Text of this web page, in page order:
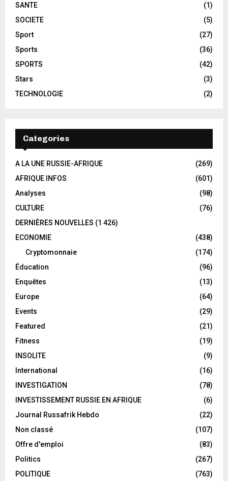
SANTE
(1)
SOCIETE
(5)
Sport
(27)
Sports
(36)
SPORTS
(42)
Stars
(3)
TECHNOLOGIE
(2)
Categories
A LA UNE RUSSIE-AFRIQUE
(269)
AFRIQUE INFOS
(601)
Analyses
(98)
CULTURE
(76)
DERNIÈRES NOUVELLES (1 426)
ECONOMIE
(438)
Cryptomonnaie
(174)
Éducation
(96)
Enquêtes
(13)
Europe
(64)
Events
(29)
Featured
(21)
Fitness
(19)
INSOLITE
(9)
International
(16)
INVESTIGATION
(78)
INVESTISSEMENT RUSSIE EN AFRIQUE
(6)
Journal Russafrik Hebdo
(22)
Non classé
(107)
Offre d'emploi
(83)
Politics
(267)
POLITIQUE
(763)